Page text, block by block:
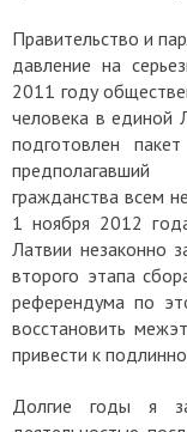
Правительство и
давление на
2011 году
человека в единой
подготовлен
предполагавший
гражданства всем
1 ноября 2012
Латвии незаконно
второго этапа
референдума по
восстановить
привести к
Долгие годы я